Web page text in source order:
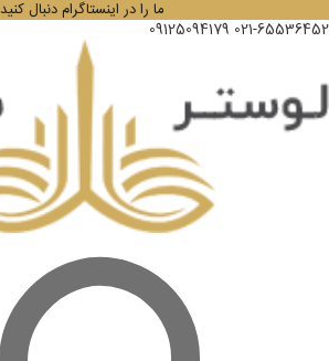
ما را در اینستاگرام دنبال کنید
021-65536452
09125094179